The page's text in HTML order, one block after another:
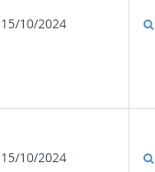
15/10/2024
15/10/2024